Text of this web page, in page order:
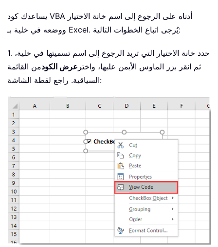
يساعدك كود VBA أدناه على الرجوع إلى اسم خانة الاختيار
ووضعه في خلية بـ Excel. يُرجى اتباع الخطوات التالية:
1. حدد خانة الاختيار التي تريد الرجوع إلى اسم تسميتها في خلية،
ثم انقر بزر الماوس الأيمن عليها، واختر عرض الكودمن القائمة
السياقية. راجع لقطة الشاشة: